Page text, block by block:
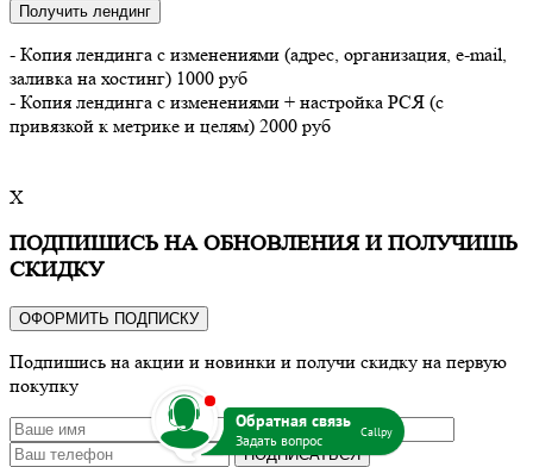
Получить лендинг
- Копия лендинга с изменениями (адрес, организация, e-mail,
заливка на хостинг) 1000 руб
- Копия лендинга с изменениями + настройка РСЯ (с
привязкой к метрике и целям) 2000 руб
X
ПОДПИШИСЬ НА ОБНОВЛЕНИЯ И ПОЛУЧИШЬ
СКИДКУ
ОФОРМИТЬ ПОДПИСКУ
Подпишись на акции и новинки и получи скидку на первую
покупку
ПОДПИСАТЬСЯ
Callpy
b